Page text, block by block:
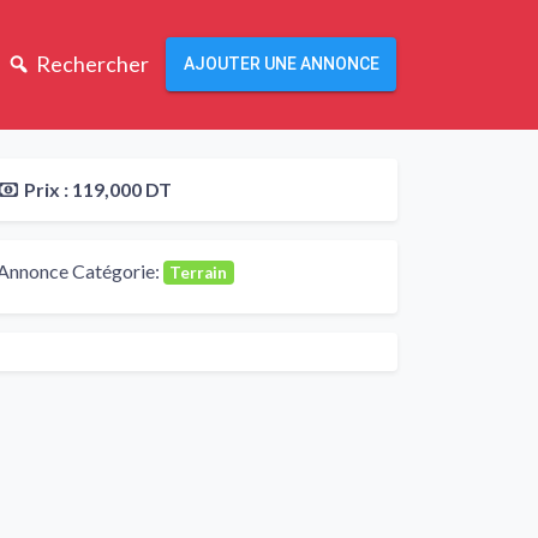
Rechercher AJOUTER UNE ANNONCE
Prix : 119,000 DT
Catégorie: Terrain